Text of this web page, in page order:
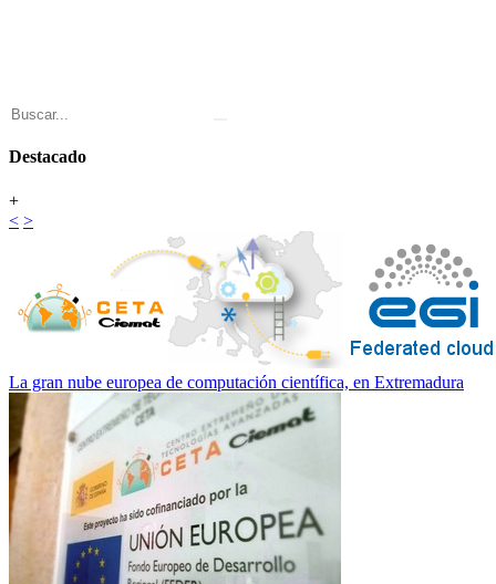
Destacado
+
< >
La gran nube europea de computación científica, en Extremadura